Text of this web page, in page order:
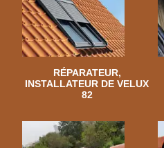
RÉPARATEUR,
INSTALLATEUR DE VELUX
82